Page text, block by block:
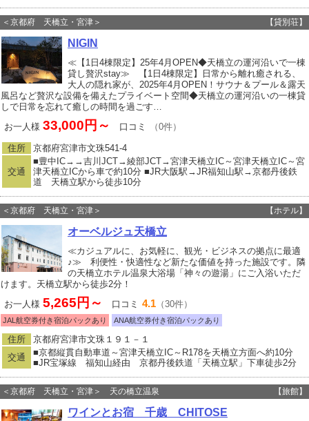
＜京都府 天橋立・宮津＞ 【貸別荘】
NIGIN
≪【1日4棟限定】25年4月OPEN◆天橋立の運河沿いで一棟
貸し贅沢stay≫ 【1日4棟限定】日常から離れ癒される、
大人の隠れ家が、2025年4月OPEN！サウナ＆プール＆露天
風呂など贅沢な設備を備えたプライベート空間◆天橋立の運河沿いの一棟貸
しで日常を忘れて癒しの時間を過ごす…
お一人様 33,000円～ 口コミ （0件）
住所 京都府宮津市文珠541‐4
交通
■豊中IC→→吉川JCT→綾部JCT→宮津天橋立IC～宮津天橋立IC～宮
津天橋立ICから車で約10分 ■JR大阪駅→JR福知山駅→京都丹後鉄
道 天橋立駅から徒歩10分
＜京都府 天橋立・宮津＞ 【ホテル】
オーベルジュ天橋立
≪カジュアルに、お気軽に、観光・ビジネスの拠点に最適
♪≫ 利便性・快適性など新たな価値を持った施設です。隣
の天橋立ホテル温泉大浴場「神々の遊湯」にご入浴いただ
けます。天橋立駅から徒歩2分！
お一人様 5,265円～ 口コミ 4.1 （30件）
JAL航空券付き宿泊パックあり ANA航空券付き宿泊パックあり
住所
京都府宮津市文珠１９１－１
交通
■京都縦貫自動車道～宮津天橋立IC～R178を天橋立方面へ約10分
■JR宝塚線 福知山経由 京都丹後鉄道「天橋立駅」下車徒歩2分
＜京都府 天橋立・宮津＞ 天の橋立温泉 【旅館】
ワインとお宿 千歳 CHITOSE